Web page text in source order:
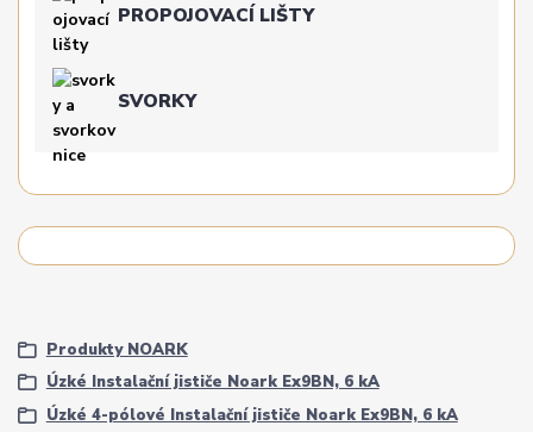
PROPOJOVACÍ LIŠTY
SVORKY
Produkty NOARK
Úzké Instalační jističe Noark Ex9BN, 6 kA
Úzké 4-pólové Instalační jističe Noark Ex9BN, 6 kA